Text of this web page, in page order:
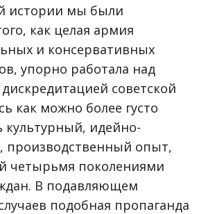
истории мы были
как целая армия
и консервативных
упорно работала над
советской
как можно более густо
культурный, идейно-
производственный опыт,
четырьмя поколениями
В подавляющем
подобная пропаганда